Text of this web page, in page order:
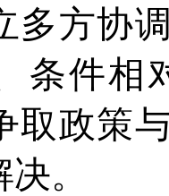
多方协
条件相
取政策
。